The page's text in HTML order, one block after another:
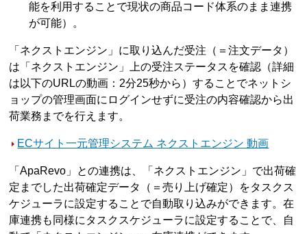
能を利用することで現状の商品コード体系のまま連携
が可能）。
「ネクストエンジン」に取り込んだ受注（＝注文データ）
は「ネクストエンジン」上の受注ステータスを確認（詳細
は以下のURLの動画：2分25秒から）することでネットシ
ョップの管理画面にログインせずに受注の内容確認から出
荷業務までを行えます。
ECサイト一元管理システム ネクストエンジン 動画
「ApaRevo」との連携は、「ネクストエンジン」で出荷確
定までした出荷確定データ（＝売り上げ確定）をタスクス
ケジューラに設定することで自動取り込みができます。在
庫連携も同様にタスクスケジューラに設定することで、自